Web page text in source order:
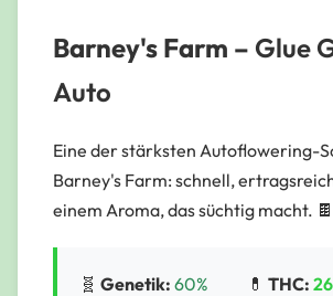
Barney's Farm – Glue
Auto
Eine der stärksten Autoflowering-
Barney's Farm: schnell,
einem Aroma, das süchtig macht.
🧬 Genetik: 60%
💊 THC: